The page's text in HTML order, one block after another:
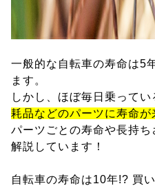
一般的な自転車の寿命は5
ます。
しかし、ほぼ毎日乗ってい
耗品などのパーツに寿命が
パーツごとの寿命や長持
解説しています！
自転車の寿命は10年!? 買